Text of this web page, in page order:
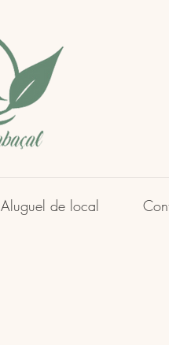
Aluguel de local